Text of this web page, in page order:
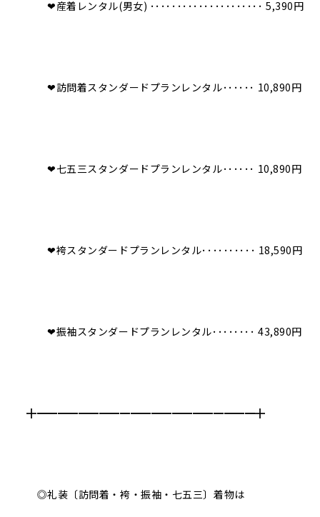
❤︎産着レンタル(男女) ･････････････････････ 5,390円
❤︎訪問着スタンダードプランレンタル･･････ 10,890円
❤︎七五三スタンダードプランレンタル･･････ 10,890円
❤︎袴スタンダードプランレンタル･･････････ 18,590円
❤︎振袖スタンダードプランレンタル････････ 43,890円
╋━━━━━━━━━━━━━━━━━━━━━╋
◎礼装〔訪問着・袴・振袖・七五三〕着物は